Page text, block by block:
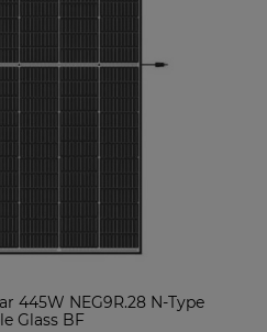
445W NEG9R.28 N-Type
Glass BF